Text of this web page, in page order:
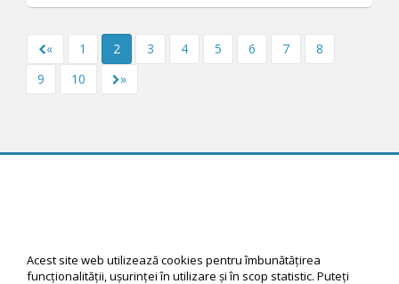
« 1 2 3 4 5 6 7
8
9
10 »
Acest site web utilizează cookies pentru îmbunătăţirea
funcţionalităţii, uşurinţei în utilizare şi în scop statistic. Puteţi